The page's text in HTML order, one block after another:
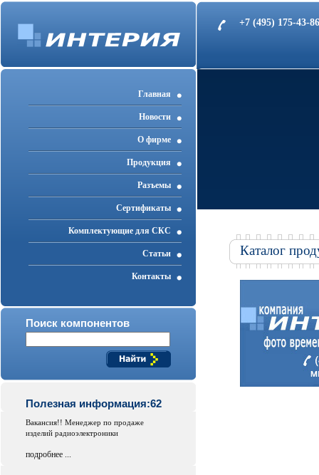
+7 (495) 175-43-
Главная
Новости
О фирме
Продукция
Разъемы
Cертификаты
Комплектующие для СКС
Статьи
Контакты
Поиск компонентов
Полезная информация:62
Вакансия!! Менеджер по продаже
изделий радиоэлектроники
подробнее ...
Каталог